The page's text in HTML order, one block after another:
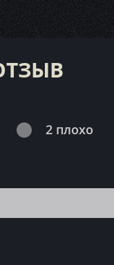
2 плохо